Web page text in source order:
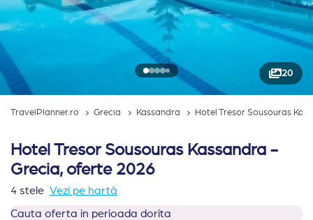
20
TravelPlanner.ro Grecia Kassandra Hotel Tresor Sousouras
Hotel Tresor Sousouras Kassandra -
Grecia, oferte 2026
4 stele Vezi pe hartă
Cauta oferta in perioada dorita